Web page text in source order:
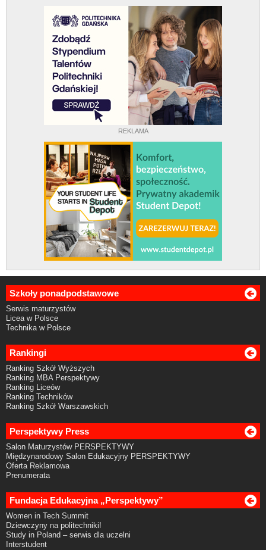
REKLAMA
Szkoły ponadpodstawowe
Serwis maturzystów
Licea w Polsce
Technika w Polsce
Rankingi
Ranking Szkół Wyższych
Ranking MBA Perspektywy
Ranking Liceów
Ranking Techników
Ranking Szkół Warszawskich
Perspektywy Press
Salon Maturzystów PERSPEKTYWY
Międzynarodowy Salon Edukacyjny PERSPEKTYWY
Oferta Reklamowa
Prenumerata
Fundacja Edukacyjna „Perspektywy”
Women in Tech Summit
Dziewczyny na politechniki!
Study in Poland – serwis dla uczelni
Interstudent